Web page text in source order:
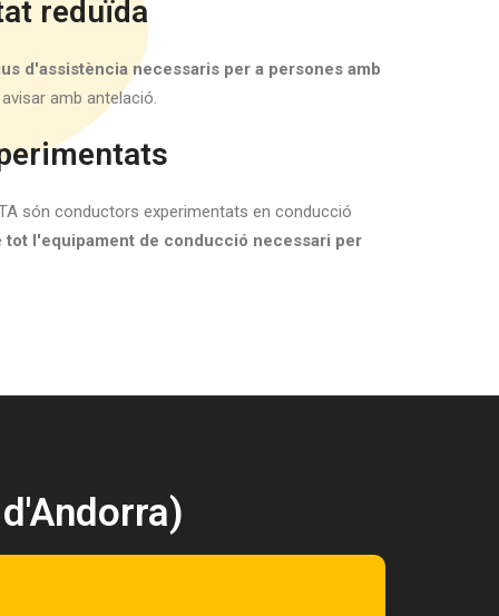
reduïda
d'assistència necessaris per a persones amb
avisar amb antelació.
són conductors experimentats en conducció
tot l'equipament de conducció necessari per